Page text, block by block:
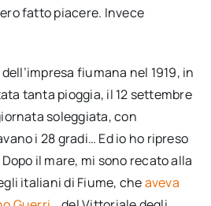
fatto piacere. Invece
fiumana nel 1919, in
tanta pioggia, il 12 settembre
soleggiata, con
i 28 gradi… Ed io ho ripreso
il mare, mi sono recato alla
italiani di Fiume, cheaveva